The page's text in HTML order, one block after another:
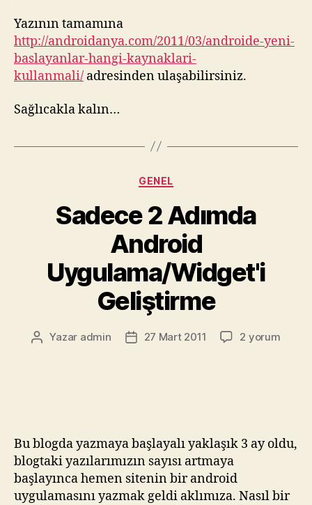
Yazının tamamına
http://androidanya.com/2011/03/androide-yeni-
baslayanlar-hangi-kaynaklari-
kullanmali/ adresinden ulaşabilirsiniz.
Sağlıcakla kalın…
Kategoriler
GENEL
Sadece 2 Adımda
Android
Uygulama/Widget'i
Geliştirme
Yazının
Yazar admin
Yazı27 Mart 2011
Sadece
2 yorum
Bu blogda yazmaya başlayalı yaklaşık 3 ay oldu,
blogtaki yazılarımızın sayısı artmaya
başlayınca hemen sitenin bir android
uygulamasını yazmak geldi aklımıza. Nasıl bir